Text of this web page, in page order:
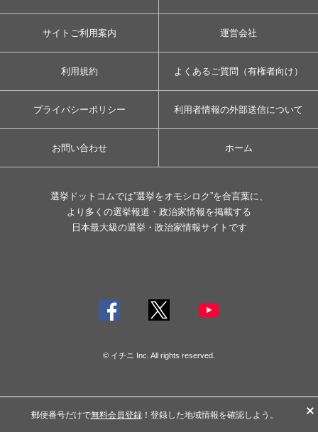
サイトご利用案内 運営会社
利用規約 よくあるご質問（有権者向け）
プライバシーポリシー 利用者情報の外部送信について
お問い合わせ ホーム
選挙ドットコムでは”選挙をオモシロク”を合言葉に、
より多くの選挙報道・政治家情報を掲載する
日本最大級の選挙・政治家情報サイトです
© イチニ Inc. All rights reserved.
郵便番号だけで無料会員登録！登録した地域情報を確認しよう。